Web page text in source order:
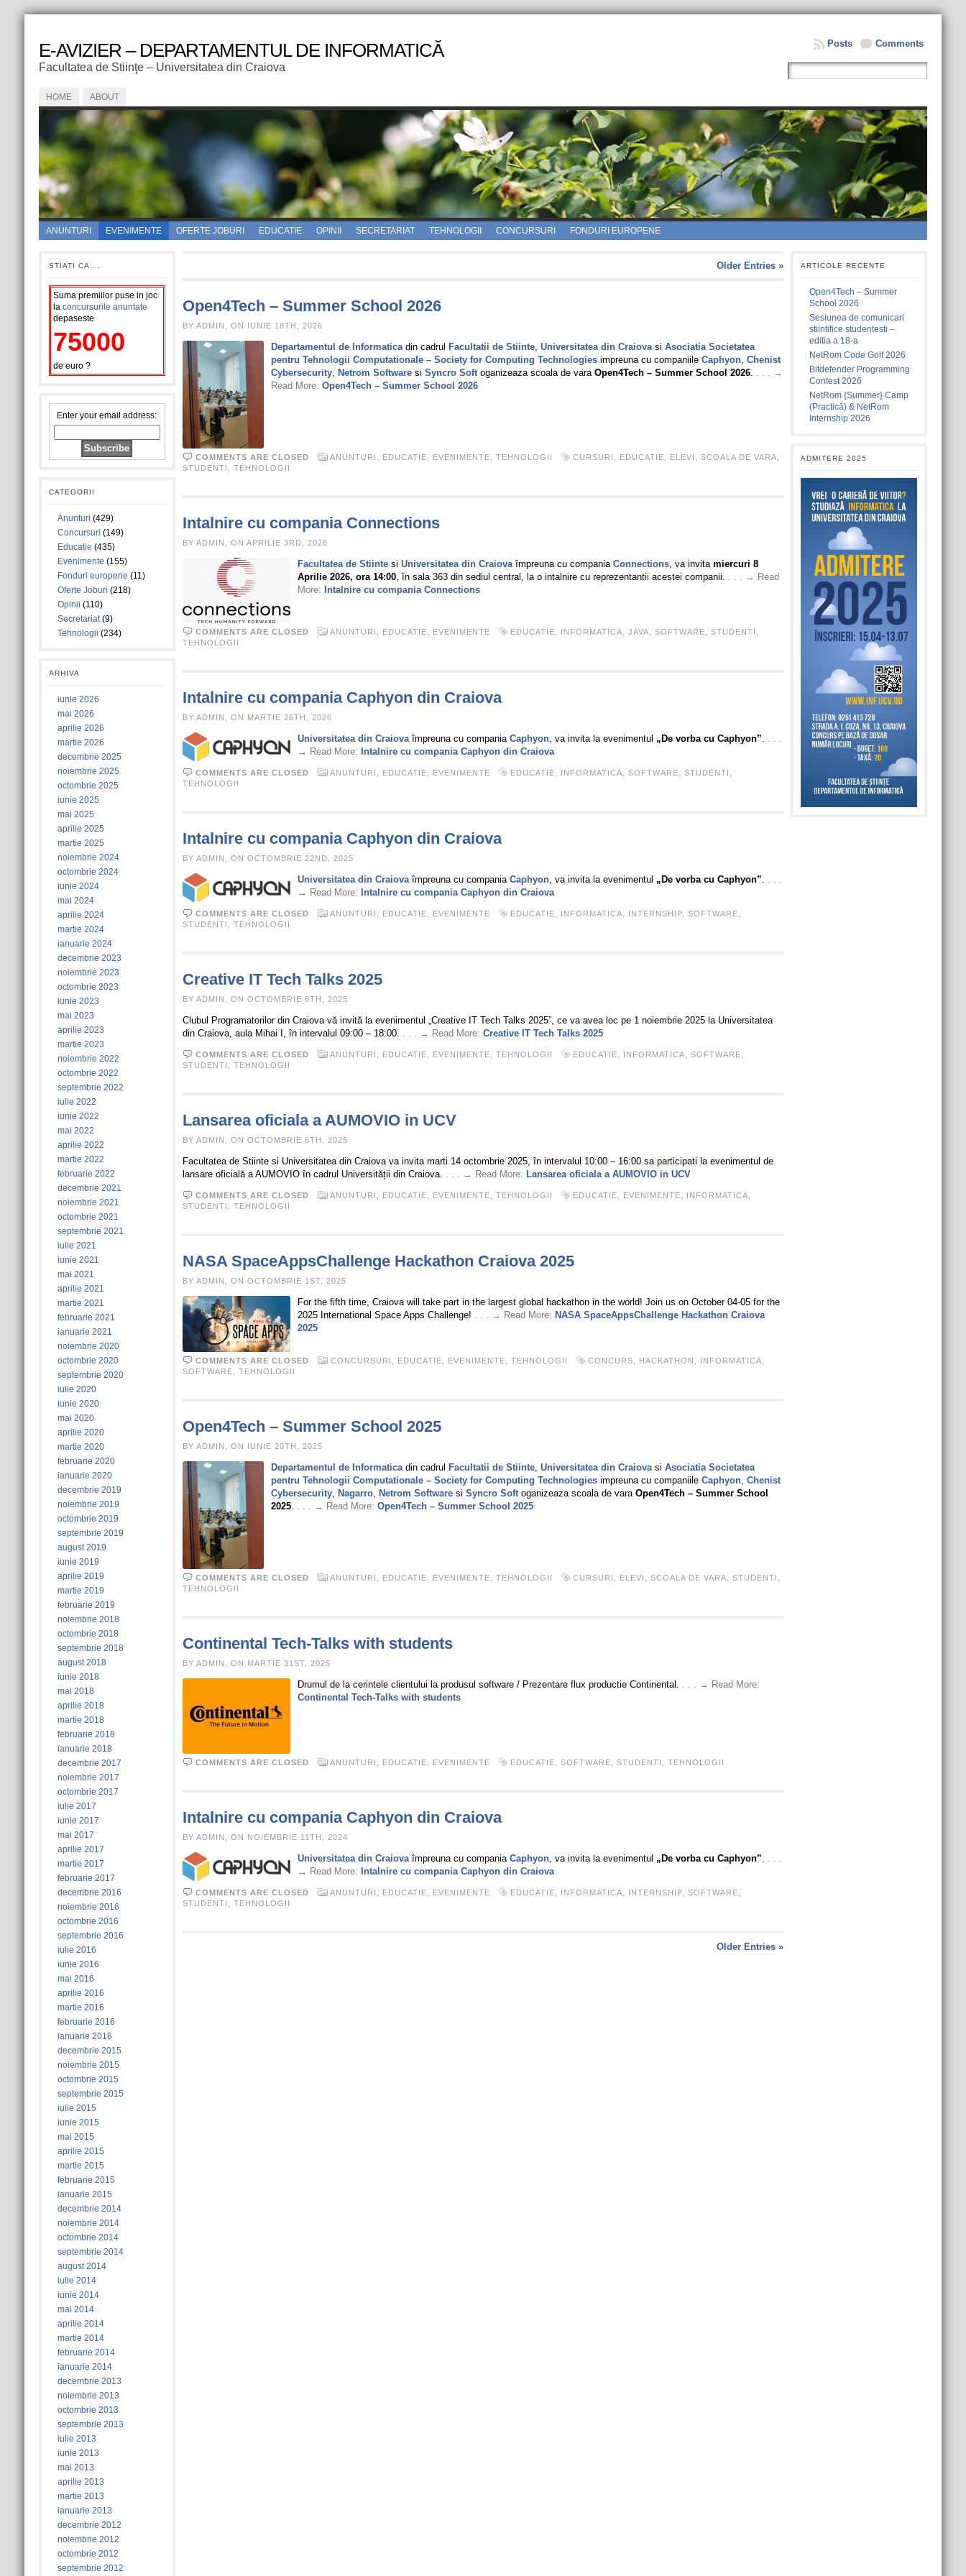
E-AVIZIER – DEPARTAMENTUL DE INFORMATICĂ
Facultatea de Stiinţe – Universitatea din Craiova
Comments
Posts
HOME ABOUT
ANUNTURI EVENIMENTE OFERTE JOBURI EDUCATIE OPINII SECRETARIAT TEHNOLOGII CONCURSURI FONDURI EUROPENE
STIATI CA….
Suma premiilor puse in joc
la concursurile anuntate
depaseste
75000
de euro ?
Enter your email address:
CATEGORII
Anunturi (429)
Concursuri (149)
Educatie (435)
Evenimente (155)
Fonduri europene (11)
Oferte Joburi (218)
Opinii (110)
Secretariat(9)
Tehnologii (234)
ARHIVA
iunie 2026
mai 2026
aprilie 2026
martie 2026
decembrie 2025
noiembrie 2025
octombrie 2025
iunie 2025
mai 2025
aprilie 2025
martie 2025
noiembrie 2024
octombrie 2024
iunie 2024
mai 2024
aprilie 2024
martie 2024
ianuarie 2024
decembrie 2023
noiembrie 2023
octombrie 2023
iunie 2023
mai 2023
aprilie 2023
martie 2023
noiembrie 2022
octombrie 2022
septembrie 2022
iulie 2022
iunie 2022
mai 2022
aprilie 2022
martie 2022
februarie 2022
decembrie 2021
noiembrie 2021
octombrie 2021
septembrie 2021
iulie 2021
iunie 2021
mai 2021
aprilie 2021
martie 2021
februarie 2021
ianuarie 2021
noiembrie 2020
octombrie 2020
septembrie 2020
iulie 2020
iunie 2020
mai 2020
aprilie 2020
martie 2020
februarie 2020
ianuarie 2020
decembrie 2019
noiembrie 2019
octombrie 2019
septembrie 2019
august 2019
iunie 2019
aprilie 2019
martie 2019
februarie 2019
noiembrie 2018
octombrie 2018
septembrie 2018
august 2018
iunie 2018
mai 2018
aprilie 2018
martie 2018
februarie 2018
ianuarie 2018
decembrie 2017
noiembrie 2017
octombrie 2017
iulie 2017
iunie 2017
mai 2017
aprilie 2017
martie 2017
februarie 2017
decembrie 2016
noiembrie 2016
octombrie 2016
septembrie 2016
iulie 2016
iunie 2016
mai 2016
aprilie 2016
martie 2016
februarie 2016
ianuarie 2016
decembrie 2015
noiembrie 2015
octombrie 2015
septembrie 2015
iulie 2015
iunie 2015
mai 2015
aprilie 2015
martie 2015
februarie 2015
ianuarie 2015
decembrie 2014
noiembrie 2014
octombrie 2014
septembrie 2014
august 2014
iulie 2014
iunie 2014
mai 2014
aprilie 2014
martie 2014
februarie 2014
ianuarie 2014
decembrie 2013
noiembrie 2013
octombrie 2013
septembrie 2013
iulie 2013
iunie 2013
mai 2013
aprilie 2013
martie 2013
ianuarie 2013
decembrie 2012
noiembrie 2012
octombrie 2012
septembrie 2012
Older Entries »
Open4Tech – Summer School 2026
BY ADMIN, ON IUNIE 18TH, 2026
Departamentul de Informaticadin cadrul Facultatii de Stiinte, Universitatea din Craiovasi Asociatia Societatea
pentru Tehnologii Computationale – Society for Computing Technologiesimpreuna cu companiile Caphyon, Chenist
Cybersecurity, Netrom Softwaresi Syncro Softoganizeaza scoala de vara Open4Tech – Summer School 2026. . . . →
Read More: Open4Tech – Summer School 2026
COMMENTS ARE CLOSED ANUNTURI EDUCATIE EVENIMENTE TEHNOLOGII CURSURI EDUCATIE ELEVI SCOALA DE VARA
STUDENTI
TEHNOLOGII
Intalnire cu compania Connections
BY ADMIN, ON APRILIE 3RD, 2026
Facultatea de Stiintesi Universitatea din Craiovaîmpreuna cu compania Connections, va invita miercuri 8
Aprilie 2026, ora 14:00, în sala 363 din sediul central, la o intalnire cu reprezentantii acestei companii. . . . → Read
More: Intalnire cu compania Connections
COMMENTS ARE CLOSED ANUNTURI EDUCATIE EVENIMENTE EDUCATIE INFORMATICA JAVA SOFTWARE STUDENTI
TEHNOLOGII
Intalnire cu compania Caphyon din Craiova
BY ADMIN, ON MARTIE 26TH, 2026
Universitatea din Craiovaîmpreuna cu compania Caphyon, va invita la evenimentul „De vorba cu Caphyon”. . . .
→ Read More: Intalnire cu compania Caphyon din Craiova
COMMENTS ARE CLOSED ANUNTURI EDUCATIE EVENIMENTE EDUCATIE INFORMATICA SOFTWARE STUDENTI
TEHNOLOGII
Intalnire cu compania Caphyon din Craiova
BY ADMIN, ON OCTOMBRIE 22ND, 2025
Universitatea din Craiovaîmpreuna cu compania Caphyon, va invita la evenimentul „De vorba cu Caphyon”. . . .
→ Read More: Intalnire cu compania Caphyon din Craiova
COMMENTS ARE CLOSED ANUNTURI EDUCATIE EVENIMENTE EDUCATIE INFORMATICA INTERNSHIP, SOFTWARE
STUDENTI
TEHNOLOGII
Creative IT Tech Talks 2025
BY ADMIN, ON OCTOMBRIE 6TH, 2025
Clubul Programatorilor din Craiova vă invită la evenimentul „Creative IT Tech Talks 2025”, ce va avea loc pe 1 noiembrie 2025 la Universitatea
din Craiova, aula Mihai I, în intervalul 09:00 – 18:00. . . . → Read More: Creative IT Tech Talks 2025
COMMENTS ARE CLOSED ANUNTURI EDUCATIE EVENIMENTE TEHNOLOGII EDUCATIE INFORMATICA SOFTWARE
STUDENTI
TEHNOLOGII
Lansarea oficiala a AUMOVIO in UCV
BY ADMIN, ON OCTOMBRIE 6TH, 2025
Facultatea de Stiinte si Universitatea din Craiova va invita marti 14 octombrie 2025, în intervalul 10:00 – 16:00 sa participati la evenimentul de
lansare oficială a AUMOVIO în cadrul Universității din Craiova. . . . → Read More: Lansarea oficiala a AUMOVIO in UCV
COMMENTS ARE CLOSED ANUNTURI EDUCATIE EVENIMENTE TEHNOLOGII EDUCATIE EVENIMENTE INFORMATICA
STUDENTI
TEHNOLOGII
NASA SpaceAppsChallenge Hackathon Craiova 2025
BY ADMIN, ON OCTOMBRIE 1ST, 2025
For the fifth time, Craiova will take part in the largest global hackathon in the world! Join us on October 04-05 for the
2025 International Space Apps Challenge! . . . → Read More: NASA SpaceAppsChallenge Hackathon Craiova
2025
COMMENTS ARE CLOSED CONCURSURI EDUCATIE EVENIMENTE TEHNOLOGII CONCURS HACKATHON INFORMATICA
SOFTWARE
TEHNOLOGII
Open4Tech – Summer School 2025
BY ADMIN, ON IUNIE 20TH, 2025
Departamentul de Informaticadin cadrul Facultatii de Stiinte, Universitatea din Craiovasi Asociatia Societatea
pentru Tehnologii Computationale – Society for Computing Technologiesimpreuna cu companiile Caphyon, Chenist
Cybersecurity, Nagarro, Netrom Softwaresi Syncro Softoganizeaza scoala de vara Open4Tech – Summer School
2025. . . . → Read More: Open4Tech – Summer School 2025
COMMENTS ARE CLOSED ANUNTURI EDUCATIE EVENIMENTE TEHNOLOGII CURSURI ELEVI SCOALA DE VARA STUDENTI
TEHNOLOGII
Continental Tech-Talks with students
BY ADMIN, ON MARTIE 31ST, 2025
Drumul de la cerintele clientului la produsul software / Prezentare flux productie Continental. . . . → Read More:
Continental Tech-Talks with students
COMMENTS ARE CLOSED ANUNTURI EDUCATIE EVENIMENTE EDUCATIE SOFTWARE STUDENTI TEHNOLOGII
Intalnire cu compania Caphyon din Craiova
BY ADMIN, ON NOIEMBRIE 11TH, 2024
Universitatea din Craiovaîmpreuna cu compania Caphyon, va invita la evenimentul „De vorba cu Caphyon”. . . .
→ Read More: Intalnire cu compania Caphyon din Craiova
COMMENTS ARE CLOSED ANUNTURI EDUCATIE EVENIMENTE EDUCATIE INFORMATICA INTERNSHIP, SOFTWARE
STUDENTI
TEHNOLOGII
Older Entries »
ARTICOLE RECENTE
Open4Tech – Summer
School 2026
Sesiunea de comunicari
stiintifice studentesti –
editia a 18-a
NetRom Code Golf 2026
Bitdefender Programming
Contest 2026
NetRom {Summer} Camp
(Practică) & NetRom
Internship 2026
ADMITERE 2025